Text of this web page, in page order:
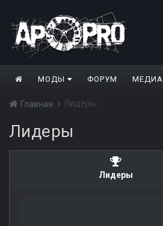
МОДЫ ФОРУМ МЕДИА
Главная Лидеры
Лидеры
Лидеры